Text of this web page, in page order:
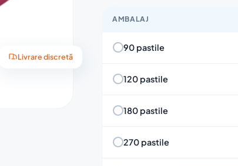
Livrare discretă
AMBALAJ
90 pastile
120 pastile
180 pastile
270 pastile